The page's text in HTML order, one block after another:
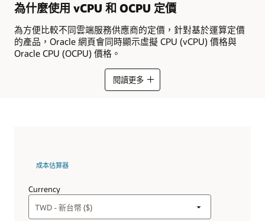
為什麼使用 vCPU 和 OCPU 定價
為方便比較不同雲端服務供應商的定價，針對基於運算定價
的產品，Oracle 網頁會同時顯示虛擬 CPU (vCPU) 價格與
Oracle CPU (OCPU) 價格。
閱讀更多
Currency
成本估算器